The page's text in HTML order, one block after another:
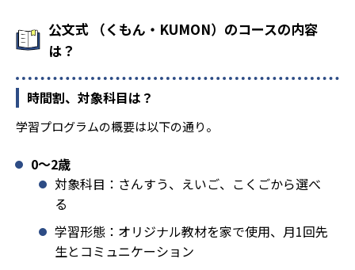
公文式 （くもん・KUMON）のコースの内容
は？
時間割、対象科目は？
学習プログラムの概要は以下の通り。
0〜2歳
対象科目：さんすう、えいご、こくごから選べ
る
学習形態：オリジナル教材を家で使用、月1回先
生とコミュニケーション